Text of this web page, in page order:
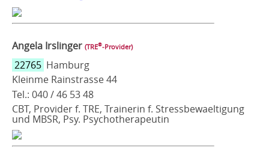
Angela Irslinger (TRE®‑Provider)
22765 Hamburg
Kleinme Rainstrasse 44
Tel.: 040 / 46 53 48
CBT, Provider f. TRE, Trainerin f. Stressbewaeltigung
und MBSR, Psy. Psychotherapeutin